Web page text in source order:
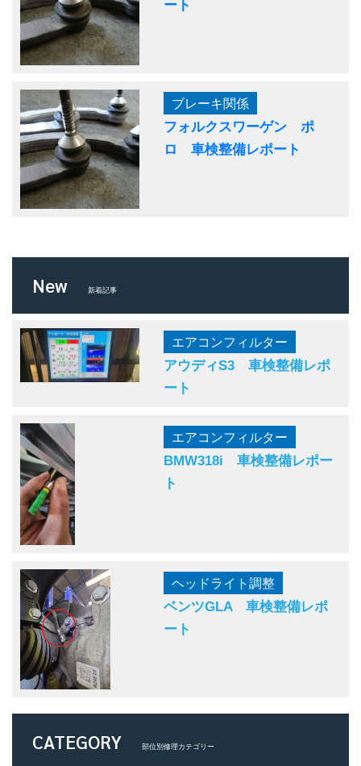
ート
ブレーキ関係
フォルクスワーゲン ポ
ロ 車検整備レポート
New 新着記事
エアコンフィルター
アウディS3 車検整備レポ
ート
エアコンフィルター
BMW318i 車検整備レポー
ト
ヘッドライト調整
ベンツGLA 車検整備レポ
ート
CATEGORY 部位別修理カテゴリー